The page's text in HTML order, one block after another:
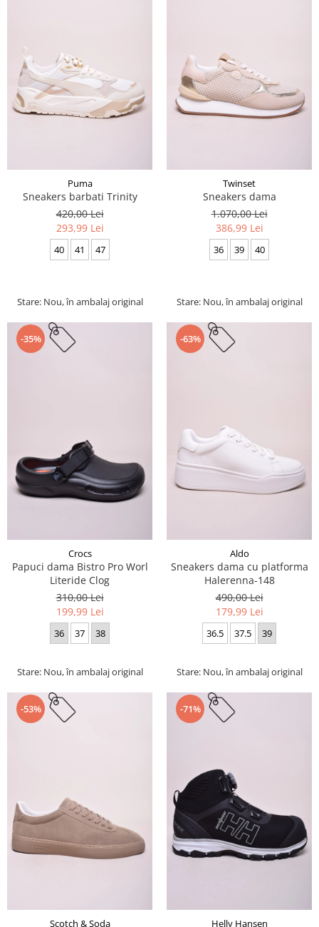
Puma
Sneakers barbati Trinity
420,00 Lei
293,99 Lei
40 41 47
Stare: Nou, în ambalaj original
Twinset
Sneakers dama
1.070,00 Lei
386,99 Lei
36 39 40
Stare: Nou, în ambalaj original
-35%
Crocs
Papuci dama Bistro Pro Worl
Literide Clog
310,00 Lei
199,99 Lei
36 37 38
Stare: Nou, în ambalaj original
-63%
Aldo
Sneakers dama cu platforma
Halerenna-148
490,00 Lei
179,99 Lei
36.5 37.5 39
Stare: Nou, în ambalaj original
-53%
Scotch & Soda
-71%
Helly Hansen